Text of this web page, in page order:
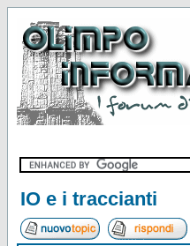
IO e i traccianti